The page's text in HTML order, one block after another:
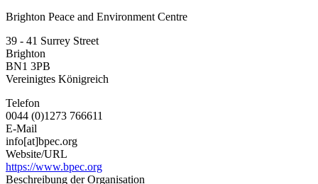
Peace
Environment
Brighton Peace and Environment Centre
39 - 41 Surrey Street
Brighton
BN1 3PB
Vereinigtes Königreich
Telefon
0044 (0)1273 766611
E-Mail
info[at]bpec.org
Website/URL
https://www.bpec.org
Beschreibung der Organisation